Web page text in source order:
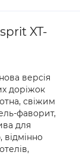
XT-
версія
доріжок
свіжим
фаворит,
для
відмінно